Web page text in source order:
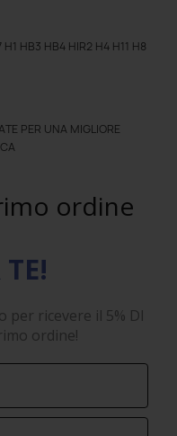
H1 HB3 HB4 HIR2 H4 H11 H8
PER UNA MIGLIORE
ordine
per ricevere il 5% DI
ordine!